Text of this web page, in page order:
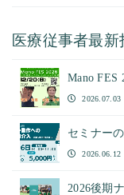
医療従事者最新
Mano FES
2026.07.03
セミナー
2026.06.12
2026後期